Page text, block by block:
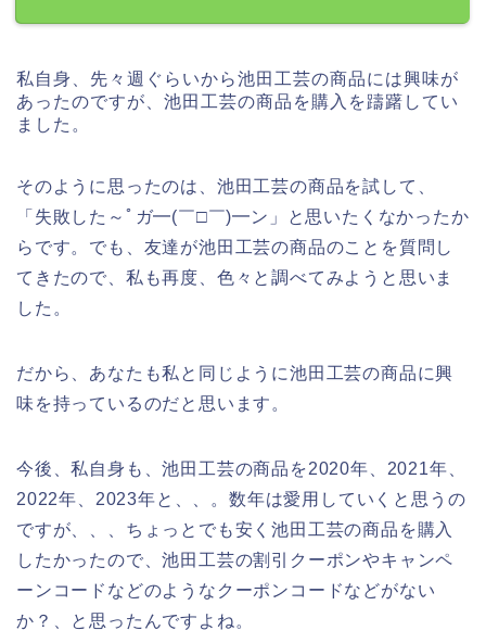
私自身、先々週ぐらいから池田工芸の商品には興味が
あったのですが、池田工芸の商品を購入を躊躇してい
ました。
そのように思ったのは、池田工芸の商品を試して、
「失敗した～ﾟガ━(￣□￣)━ン」と思いたくなかったか
らです。でも、友達が池田工芸の商品のことを質問し
てきたので、私も再度、色々と調べてみようと思いま
した。
だから、あなたも私と同じように池田工芸の商品に興
味を持っているのだと思います。
今後、私自身も、池田工芸の商品を2020年、2021年、
2022年、2023年と、、。数年は愛用していくと思うの
ですが、、、ちょっとでも安く池田工芸の商品を購入
したかったので、池田工芸の割引クーポンやキャンペ
ーンコードなどのようなクーポンコードなどがない
か？、と思ったんですよね。